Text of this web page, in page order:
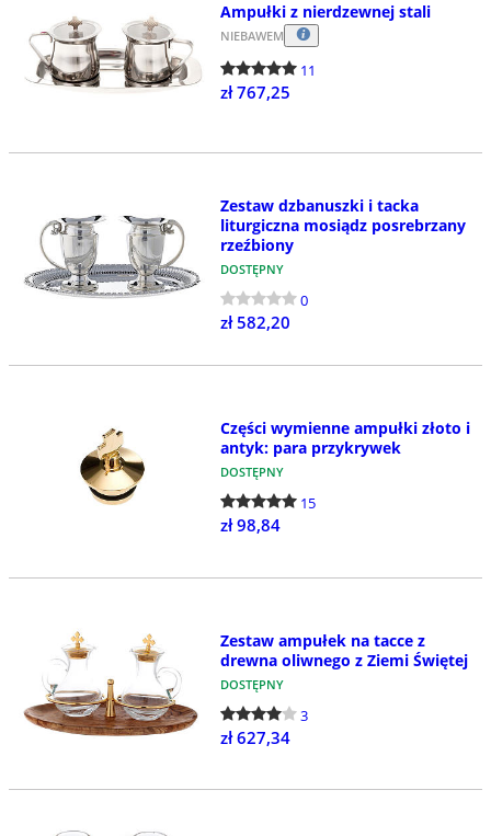
Ampułki z nierdzewnej stali
NIEBAWEM
11
zł 767,25
Zestaw dzbanuszki i tacka
liturgiczna mosiądz posrebrzany
rzeźbiony
DOSTĘPNY
0
zł 582,20
Części wymienne ampułki złoto i
antyk: para przykrywek
DOSTĘPNY
15
zł 98,84
Zestaw ampułek na tacce z
drewna oliwnego z Ziemi Świętej
DOSTĘPNY
3
zł 627,34